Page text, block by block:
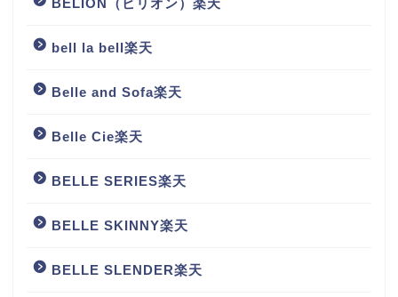
bell la bell楽天
Belle and Sofa楽天
Belle Cie楽天
BELLE SERIES楽天
BELLE SKINNY楽天
BELLE SLENDER楽天